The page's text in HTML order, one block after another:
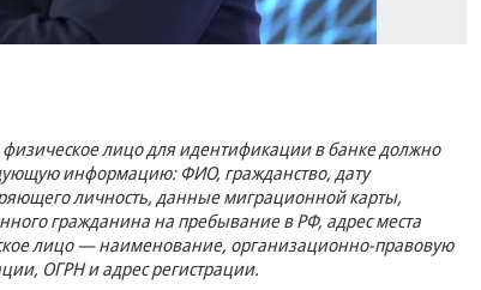
физическое лицо для идентификации в банке должно
информацию: ФИО, гражданство, дату
личность, данные миграционной карты,
гражданина на пребывание в РФ, адрес места
лицо — наименование, организационно-правовую
ОГРН и адрес регистрации.